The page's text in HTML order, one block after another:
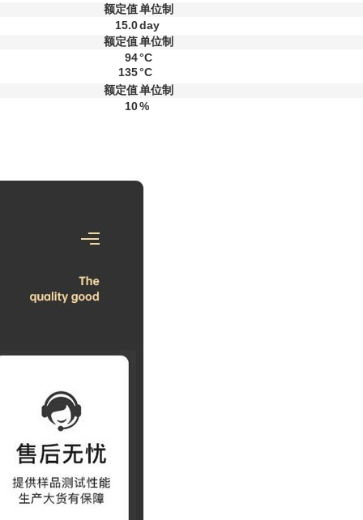
额定值单位制
15.0day
额定值单位制
94°C
135°C
额定值单位制
10%